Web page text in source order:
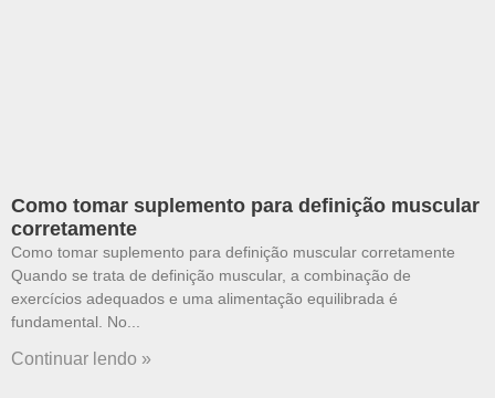
Como tomar suplemento para definição muscular
corretamente
Como tomar suplemento para definição muscular corretamente
Quando se trata de definição muscular, a combinação de
exercícios adequados e uma alimentação equilibrada é
fundamental. No
Continuar lendo »